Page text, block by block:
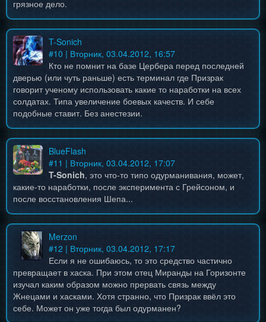
грязное дело.
T-Sonich
#10 | Вторник, 03.04.2012, 16:57
Кто не помнит на базе Цербера перед последней
дверью (или чуть раньше) есть терминал где Призрак
говорит ученому использовать какие то наработки на всех
солдатах. Типа увеличение боевых качеств. И себе
подобные ставит. Без анестезии.
BlueFlash
#11 | Вторник, 03.04.2012, 17:07
T-Sonich, это что-то типо одурманивания, может,
какие-то наработки, после эксперимента с Грейсоном, и
после восстановления Шепа...
Merzon
#12 | Вторник, 03.04.2012, 17:17
Если я не ошибаюсь, то это средство частично
превращает в хаска. При этом отец Миранды на Горизонте
изучал каким образом можно прервать связь между
Жнецами и хасками. Хотя странно, что Призрак ввёл это
себе. Может он уже тогда был одурманен?